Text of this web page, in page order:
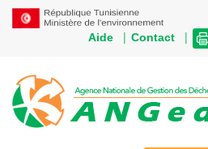
Aide | Contact |